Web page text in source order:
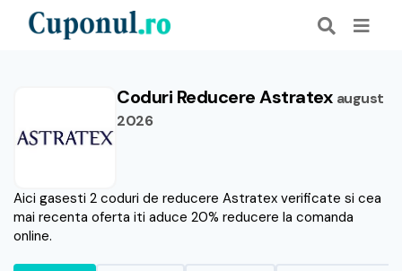
Coduri Reducere Astratex august
2026
Aici gasesti 2 coduri de reducere Astratex verificate si cea
mai recenta oferta iti aduce 20% reducere la comanda
online.